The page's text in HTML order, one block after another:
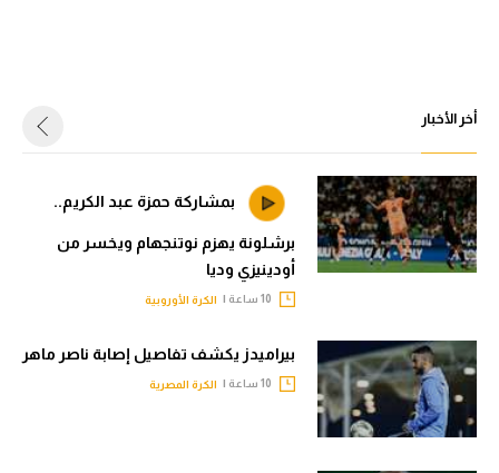
أخر الأخبار
بمشاركة حمزة عبد الكريم..
برشلونة يهزم نوتنجهام ويخسر من
أودينيزي وديا
الكرة الأوروبية
بيراميدز يكشف تفاصيل إصابة ناصر ماهر
الكرة المصرية